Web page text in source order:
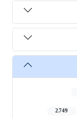
2,749